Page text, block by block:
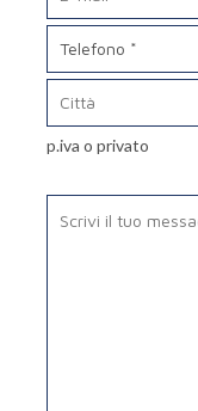
p.iva o privato